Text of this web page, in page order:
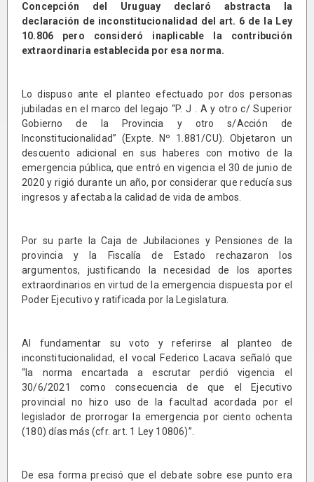
Concepción del Uruguay declaró abstracta la
declaración de inconstitucionalidad del art. 6 de la Ley
10.806 pero consideró inaplicable la contribución
extraordinaria establecida por esa norma.
Lo dispuso ante el planteo efectuado por dos personas
jubiladas en el marco del legajo “P. J . A y otro c/ Superior
Gobierno de la Provincia y otro s/Acción de
Inconstitucionalidad” (Expte. Nº 1.881/CU). Objetaron un
descuento adicional en sus haberes con motivo de la
emergencia pública, que entró en vigencia el 30 de junio de
2020 y rigió durante un año, por considerar que reducía sus
ingresos y afectaba la calidad de vida de ambos.
Por su parte la Caja de Jubilaciones y Pensiones de la
provincia y la Fiscalía de Estado rechazaron los
argumentos, justificando la necesidad de los aportes
extraordinarios en virtud de la emergencia dispuesta por el
Poder Ejecutivo y ratificada por la Legislatura.
Al fundamentar su voto y referirse al planteo de
inconstitucionalidad, el vocal Federico Lacava señaló que
“la norma encartada a escrutar perdió vigencia el
30/6/2021 como consecuencia de que el Ejecutivo
provincial no hizo uso de la facultad acordada por el
legislador de prorrogar la emergencia por ciento ochenta
(180) días más (cfr. art. 1 Ley 10806)”.
De esa forma precisó que el debate sobre ese punto era